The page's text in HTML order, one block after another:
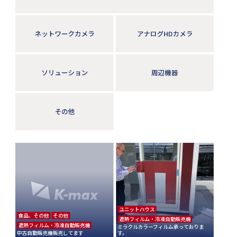
ネットワークカメラ アナログHDカメラ
ソリューション 周辺機器
その他
食品、その他 その他
遮熱フィルム・冷凍自動販売機
中古自動販売機販売してます
ユニットハウス
遮熱フィルム・冷凍自動販売機
ミラクルカラーフィルム承っておりま
す。